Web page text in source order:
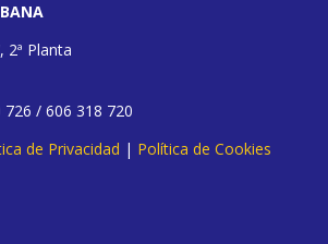
2ª Planta
/ 606 318 720
de Privacidad | Política de Cookies